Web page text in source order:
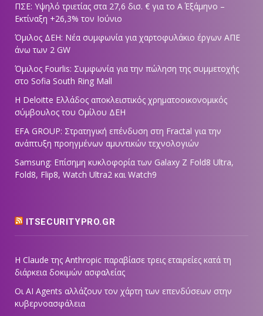
ΠΣΕ: Υψηλό τριετίας στα 27,6 δισ. € για το Α΄ Εξάμηνο –
Εκτίναξη +26,3% τον Ιούνιο
Όμιλος ΔΕΗ: Νέα συμφωνία για χαρτοφυλάκιο έργων ΑΠΕ
άνω των 2 GW
Όμιλος Fourlis: Συμφωνία για την πώληση της συμμετοχής
στο Sofia South Ring Mall
Η Deloitte Ελλάδος αποκλειστικός χρηματοοικονομικός
σύμβουλος του Ομίλου ΔΕΗ
EFA GROUP: Στρατηγική επένδυση στη Fractal για την
ανάπτυξη προηγμένων αμυντικών τεχνολογιών
Samsung: Επίσημη κυκλοφορία των Galaxy Z Fold8 Ultra,
Fold8, Flip8, Watch Ultra2 και Watch9
ITSECURITYPRO.GR
Η Claude της Anthropic παραβίασε τρεις εταιρείες κατά τη
διάρκεια δοκιμών ασφαλείας
Οι AI Agents αλλάζουν τον χάρτη των επενδύσεων στην
κυβερνοασφάλεια